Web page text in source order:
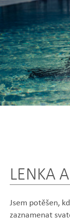
LENKA
Jsem potěšen,
zaznamenat